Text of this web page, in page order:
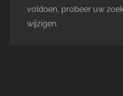
voldoen, probeer uw
wijzigen.